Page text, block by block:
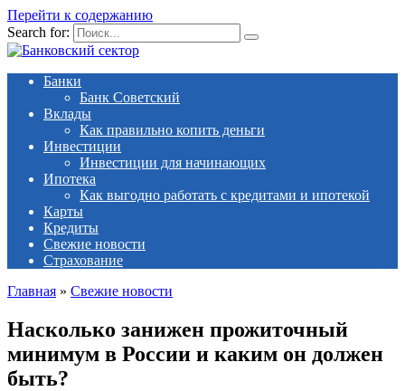
Перейти к содержанию
Search for:
Банки
Банк Советский
Вклады
Как правильно копить деньги
Инвестиции
Инвестиции для начинающих
Ипотека
Как выгодно работать с кредитами и ипотекой
Карты
Кредиты
Свежие новости
Страхование
Главная » Свежие новости
Насколько занижен прожиточный
минимум в России и каким он должен
быть?